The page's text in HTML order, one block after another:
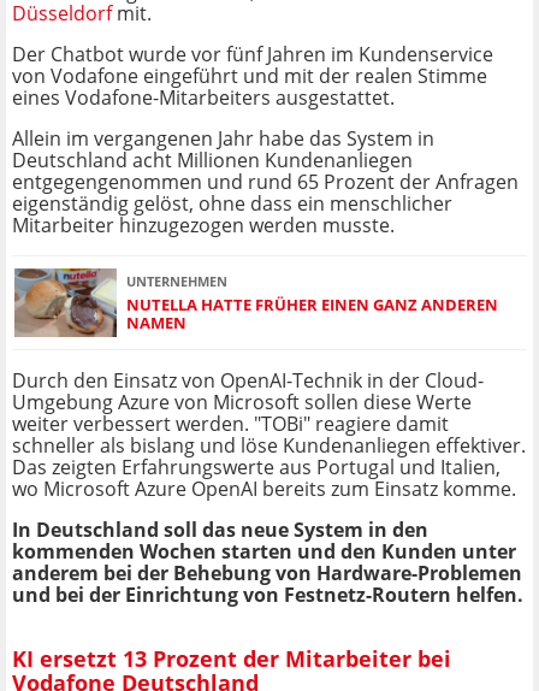
Düsseldorfmit.
Der Chatbot wurde vor fünf Jahren im Kundenservice
von Vodafone eingeführt und mit der realen Stimme
eines Vodafone-Mitarbeiters ausgestattet.
Allein im vergangenen Jahr habe das System in
Deutschland acht Millionen Kundenanliegen
entgegengenommen und rund 65 Prozent der Anfragen
eigenständig gelöst, ohne dass ein menschlicher
Mitarbeiter hinzugezogen werden musste.
UNTERNEHMEN
NUTELLA HATTE FRÜHER EINEN GANZ ANDEREN
NAMEN
Durch den Einsatz von OpenAI-Technik in der Cloud-
Umgebung Azure von Microsoft sollen diese Werte
weiter verbessert werden. "TOBi" reagiere damit
schneller als bislang und löse Kundenanliegen effektiver.
Das zeigten Erfahrungswerte aus Portugal und Italien,
wo Microsoft Azure OpenAI bereits zum Einsatz komme.
In Deutschland soll das neue System in den
kommenden Wochen starten und den Kunden unter
anderem bei der Behebung von Hardware-Problemen
und bei der Einrichtung von Festnetz-Routern helfen.
KI ersetzt 13 Prozent der Mitarbeiter bei
Vodafone Deutschland